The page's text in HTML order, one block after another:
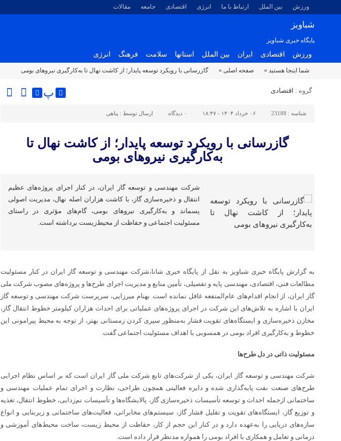
ورزش بین الملل ارتباط با ما انرژی اقتصادی جامعه مقالات
شباویز
پایگاه خبری شباویز
ورزش اقتصادی ایران بین الملل استانها سلامت فرهنگ انرژی
شما اینجا هستید » صفحه اصلی » گازرسانی با رویکرد توسعه پایدار؛ از کاشت نهال تا به‌کارگیری نیروهای بومی
گروه : اقتصادی پ
شناسه : 23188 ۰۶ خرداد ۱۴۰۴ - ۱۸:۴۷ ۰ دیدگاه ارسال توسط : پناهی
گازرسانی با رویکرد توسعه پایدار؛ از کاشت نهال تا
به‌کارگیری نیروهای بومی
شرکت مهندسی و توسعه گاز ایران، در کنار اجرای پروژه‌های عظیم
انتقال و ذخیره‌سازی گاز، با کاشت هزاران اصله نهال، مدیریت اصولی
پسماند و به‌کارگیری نیروهای بومی، گام‌های مؤثری در راستای
مسئولیت اجتماعی و حفاظت از محیط‌زیست برداشته است.
به گزارش پایگاه خبری شباویز به نقل از پایگاه خبری شانا،شرکت مهندسی و توسعه گاز ایران در کنار مسئولیت
مطالعات فنی، اقتصادی، مهندسی پایه و تفصیلی، تأمین منابع و مدیریت اجرای طرح‌ها و پروژه‌های مصوب شرکت ملی
گاز ایران، از انجام اقدام‌های عام‌المنفعه غافل نمانده است. بهنام میرزایی، سرپرست شرکت مهندسی و توسعه گاز
ایران با اشاره به تلاش‌های این شرکت در اجرای پروژه‌های عملیاتی برای احداث هزاران کیلومتر خطوط انتقال گاز،
مخازن ذخیره‌سازی و ایستگاه‌های تقویت فشار به‌منظور سپری‌ کردن زمستانی بهتر، از توجه به محیط پیرامونی این
خطوط و به‌کارگیری افراد بومی در همسویی با اهداف مسئولیت اجتماعی گفت.
مسئولیت ذاتی در دل طرح‌ها
شرکت مهندسی و توسعه گاز ایران، یکی از شرکت‌های تابع شرکت ملی گاز ایران است که بر اساس نظام اجرایی
طرح‌های صنعت نفت پایه‌گذاری شده و دایره فعالیتی همچون طراحی، نظارت و اجرای تمام عملیات مهندسی و
ساختمانی ازجمله احداث و توسعه تأسیسات ذخیره‌سازی گاز، پالایشگاه‌ها و تأسیسات نم‌زدایی، خطوط انتقال، تغذیه
و توزیع گاز، ایستگاه‌های تقویت و تقلیل فشار گاز، سیستم‌های مخابراتی، فعالیت‌های ساختمانی و زیربنایی و انواع
سازه‌های دریایی را به‌عهده دارد و در کنار این حجم از کار، حفاظت از محیط ‌زیست، ساخت محیط‌های آموزشی و
درمانی و تعامل و همکاری با افراد بومی را همواره مدنظر قرار داده است.